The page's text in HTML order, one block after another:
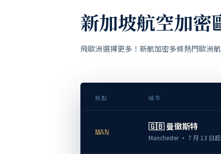
新加坡航空加密
飛歐洲選擇更多！新航加密多條熱門歐洲
航點 城市
MAN 🇬🇧 曼徹斯特
Manchester · 7 月 13 日起